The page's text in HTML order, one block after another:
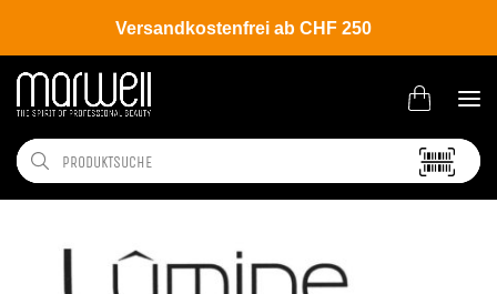
Versandkostenfrei ab CHF 250
Shop Brands GA.MA